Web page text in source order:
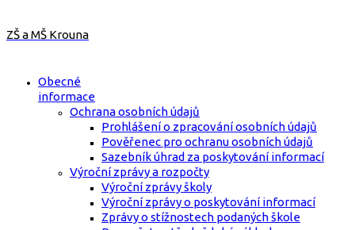
ZŠ a MŠ Krouna
Obecné
informace
Ochrana osobních údajů
Prohlášení o zpracování osobních údajů
Pověřenec pro ochranu osobních údajů
Sazebník úhrad za poskytování informací
Výroční zprávy a rozpočty
Výroční zprávy školy
Výroční zprávy o poskytování informací
Zprávy o stížnostech podaných škole